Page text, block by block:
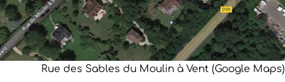
Rue des Sables du Moulin à Vent (Google Maps)